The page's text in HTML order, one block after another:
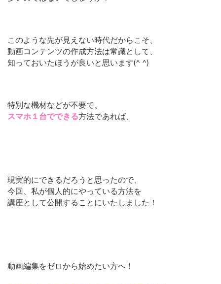
このような先が見えない時代だからこそ、
動画コンテンツの作成方法は常識として、
知っておいたほうが良いと思います(^ ^)
特別な機材などが不要で、
スマホ１台でできる方法であれば、
現実的にできるだろうと思ったので、
今回、私が個人的にやっている方法を
講座として公開することにいたしました！
動画編集をゼロから始めたい方へ！